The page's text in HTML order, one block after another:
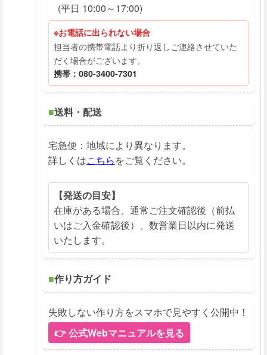
(平日 10:00～17:00)
※お電話に出られない場合
担当者の携帯電話より折り返しご連絡させていた
だく場合がございます。
携帯：080-3400-7301
■送料・配送
宅急便：地域により異なります。
詳しくはこちらをご覧ください。
【発送の目安】
在庫がある場合、通常ご注文確認後（前払
いはご入金確認後）、数営業日以内に発送
いたします。
■作り方ガイド
失敗しない作り方をスマホで見やすく公開中！
👉 公式Webマニュアルを見る